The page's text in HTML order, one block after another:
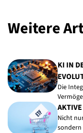
Weitere
KI IN
Die
Nicht